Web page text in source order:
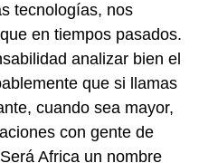
tecnologías, nos
en tiempos pasados.
analizar bien el
que si llamas
cuando sea mayor,
con gente de
Africa un nombre